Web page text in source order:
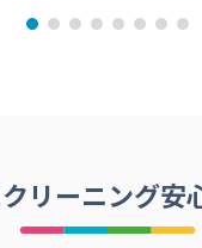
リーニング安